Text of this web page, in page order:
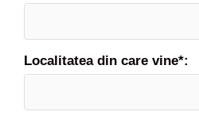
Localitatea din care vine*: